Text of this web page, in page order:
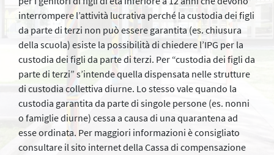
interrompere l’attività lucrativa perché la custodia dei figli
da parte di terzi non può essere garantita (es. chiusura
della scuola) esiste la possibilità di chiedere l’IPG per la
custodia dei figli da parte di terzi. Per “custodia dei figli da
parte di terzi” s’intende quella dispensata nelle strutture
di custodia collettiva diurne. Lo stesso vale quando la
custodia garantita da parte di singole persone (es. nonni
o famiglie diurne) cessa a causa di una quarantena ad
esse ordinata. Per maggiori informazioni è consigliato
consultare il sito internet della Cassa di compensazione